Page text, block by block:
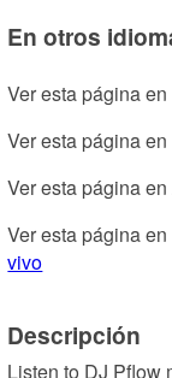
En otros
Ver esta página
Ver esta página en
Ver esta página
Ver esta página
vivo
Descripción
Listen to DJ Pflow